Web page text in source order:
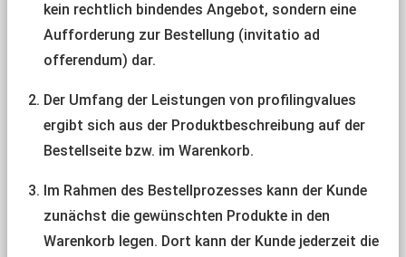
kein rechtlich bindendes Angebot, sondern eine
Aufforderung zur Bestellung (invitatio ad
offerendum) dar.
Der Umfang der Leistungen von profilingvalues
ergibt sich aus der Produktbeschreibung auf der
Bestellseite bzw. im Warenkorb.
Im Rahmen des Bestellprozesses kann der Kunde
zunächst die gewünschten Produkte in den
Warenkorb legen. Dort kann der Kunde jederzeit die